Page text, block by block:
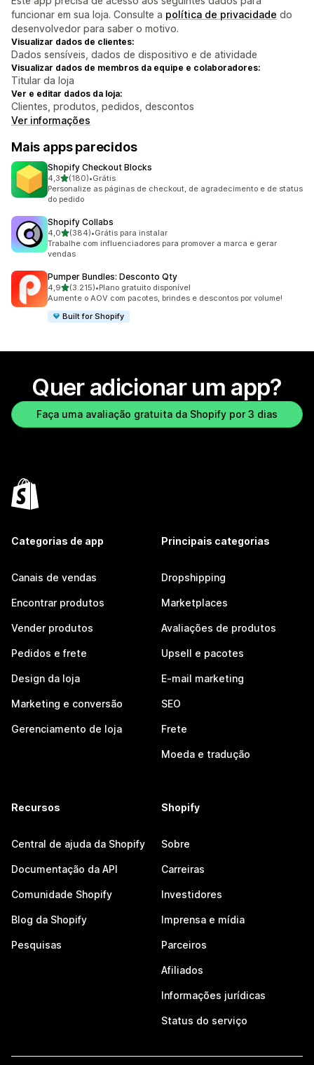
funcionar em sua loja. Consulte a política de privacidade do
desenvolvedor para saber o motivo.
Visualizar dados de clientes:
Dados sensíveis, dados de dispositivo e de atividade
Visualizar dados de membros da equipe e colaboradores:
Titular da loja
Ver e editar dados da loja:
Clientes, produtos, pedidos, descontos
Ver informações
Mais apps parecidos
Shopify Checkout Blocks
4,3de 5 estrelas
(180)
180 avaliações ao todo
•Grátis
Personalize as páginas de checkout, de agradecimento e de status
do pedido
Shopify Collabs
4,0de 5 estrelas
(384)
384 avaliações ao todo
•Grátis para instalar
Trabalhe com influenciadores para promover a marca e gerar
vendas
Pumper Bundles: Desconto Qty
4,9de 5 estrelas
(3.215)
3215 avaliações ao todo
•Plano gratuito disponível
Aumente o AOV com pacotes, brindes e descontos por volume!
Built for Shopify
Quer adicionar um app?
Faça uma avaliação gratuita da Shopify por 3 dias
Categorias de app
Canais de vendas
Encontrar produtos
Vender produtos
Pedidos e frete
Design da loja
Marketing e conversão
Gerenciamento de loja
Principais categorias
Dropshipping
Marketplaces
Avaliações de produtos
Upsell e pacotes
E-mail marketing
SEO
Frete
Moeda e tradução
Recursos
Central de ajuda da Shopify
Documentação da API
Comunidade Shopify
Blog da Shopify
Pesquisas
Shopify
Sobre
Carreiras
Investidores
Imprensa e mídia
Parceiros
Afiliados
Informações jurídicas
Status do serviço